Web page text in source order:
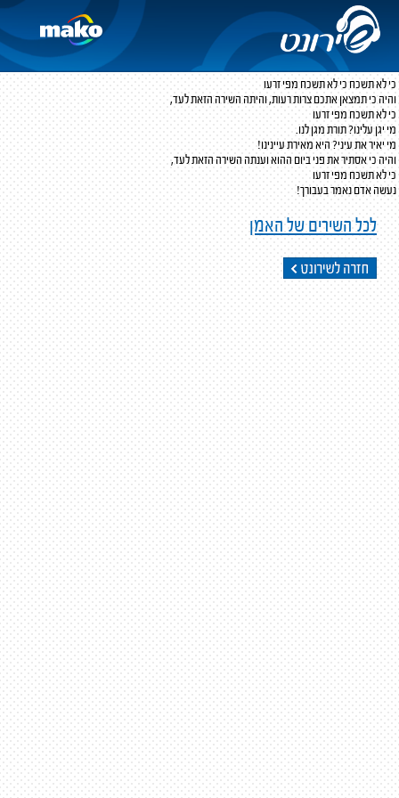
כי לא תשכח
אהרון רזאל
מילים ולחן:אהרון רזאל
כי לא תשכח כי לא תשכח מפי זרעו
והיה כי תמצאן אתכם צרות רעות, והיתה השירה הזאת לעד,
כי לא תשכח מפי זרעו
מי יגן עלינו? תורת מגן לנו.
מי יאיר את עיני? היא מאירת עיינינו!
והיה כי אסתיר את פני ביום ההוא וענתה השירה הזאת לעד,
כי לא תשכח מפי זרעו
נעשה אדם נאמר בעבורך!
לכל השירים של האמן